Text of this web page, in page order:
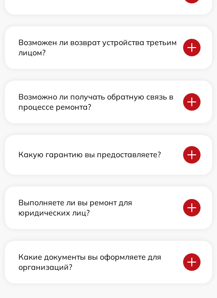
Возможен ли возврат устройства третьим
лицом?
Возможно ли получать обратную связь в
процессе ремонта?
Какую гарантию вы предоставляете?
Выполняете ли вы ремонт для
юридических лиц?
Какие документы вы оформляете для
организаций?